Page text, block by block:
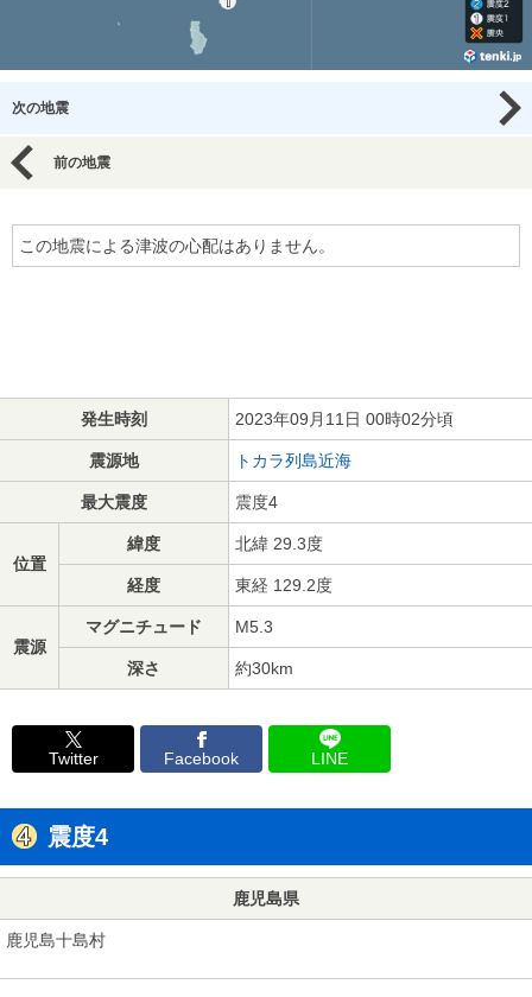
次の地震
前の地震
この地震による津波の心配はありません。
発生時刻 2023年09月11日 00時02分頃
震源地 トカラ列島近海
最大震度 震度4
位置
緯度 北緯 29.3度
経度 東経 129.2度
震源
マグニチュード M5.3
深さ 約30km
Twitter Facebook LINE
震度4
鹿児島県
鹿児島十島村